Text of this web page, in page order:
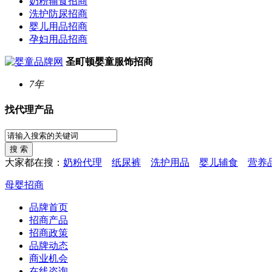
洗护防尿招商
婴儿用品招商
孕妇用品招商
圣町顿婴童服饰招商
7年
找代理产品
大家都在搜： 奶粉代理 纸尿裤 洗护用品 婴儿辅食 营养
母婴招商
品牌首页
招商产品
招商政策
品牌动态
商业机会